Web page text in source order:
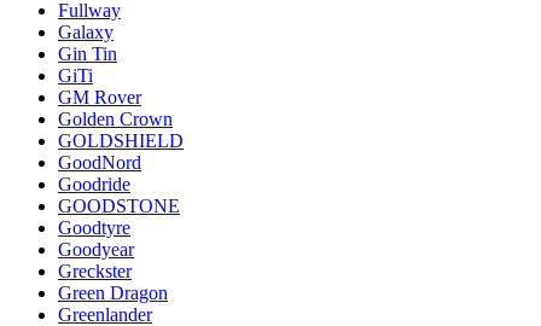
Fullway
Galaxy
Gin Tin
GiTi
GM Rover
Golden Crown
GOLDSHIELD
GoodNord
Goodride
GOODSTONE
Goodtyre
Goodyear
Greckster
Green Dragon
Greenlander